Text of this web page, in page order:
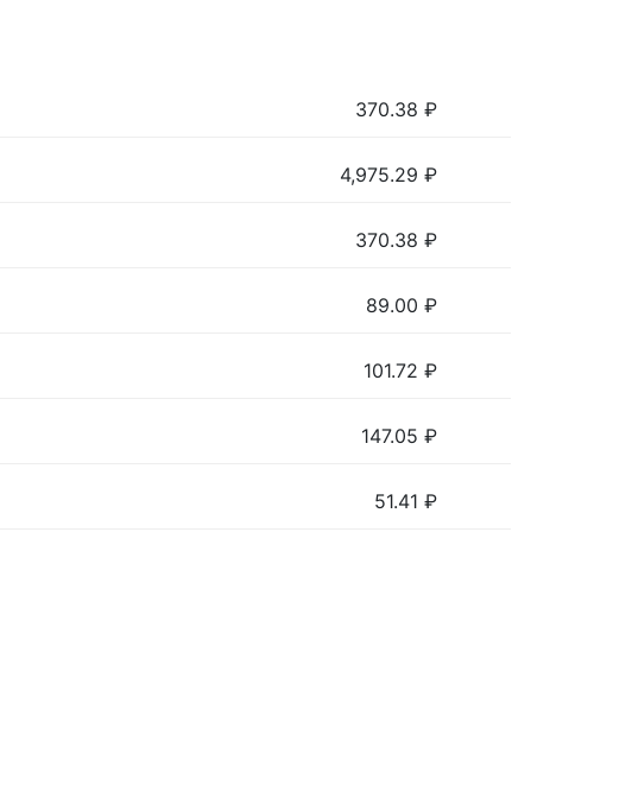
370.38 ₽
4,975.29 ₽
370.38 ₽
89.00 ₽
101.72 ₽
147.05 ₽
51.41 ₽